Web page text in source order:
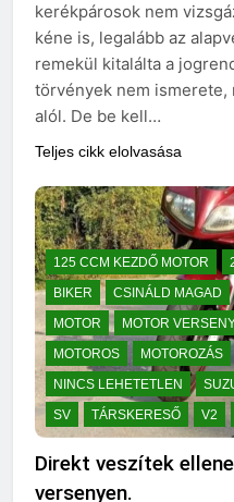
kerékpárosok nem
kéne is, legalább az
remekül kitalálta a
törvények nem ismerete,
alól. De be kell…
Teljes cikk elolvasása
125 CCM KEZDŐ MOTOR
BIKER
CSINÁLD MAGAD
MOTOR
MOTOR
MOTOROS
MOTOROZÁS
NINCS LEHETETLEN
SV
TÁRSKERESŐ V2
Direkt veszítek
versenyen.